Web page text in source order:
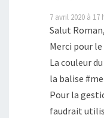
7 avril 2020 à 17
Salut Roman,
Merci pour
La couleur
la balise
Pour la
faudrait